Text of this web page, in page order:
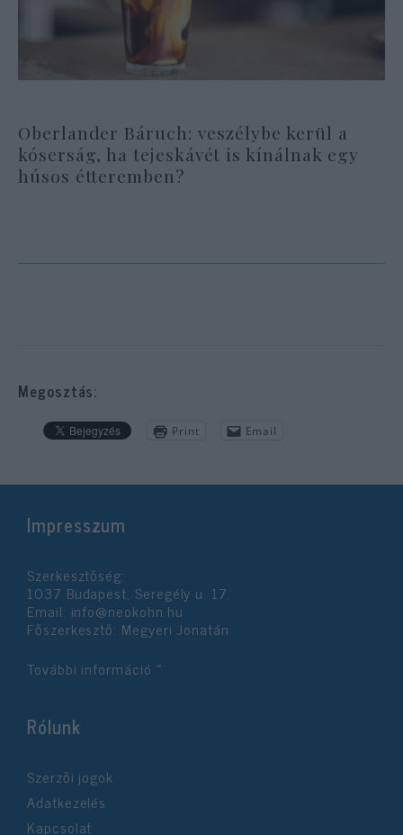
Oberlander Báruch: veszélybe kerül a
kóserság, ha tejeskávét is kínálnak egy
húsos étteremben?
Megosztás:
Print Email
Impresszum
Szerkesztőség:
1037 Budapest, Seregély u. 17.
Email: info@neokohn.hu
Főszerkesztő: Megyeri Jonatán
További információ »
Rólunk
Szerzői jogok
Adatkezelés
Kapcsolat